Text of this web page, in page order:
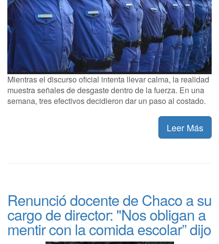
Mientras el discurso oficial intenta llevar calma, la realidad
muestra señales de desgaste dentro de la fuerza. En una
semana, tres efectivos decidieron dar un paso al costado.
Leer Más
Renunció docente de Chaco a su
cargo de director: "Nos obligan a
mentir con la comida escolar” dijo